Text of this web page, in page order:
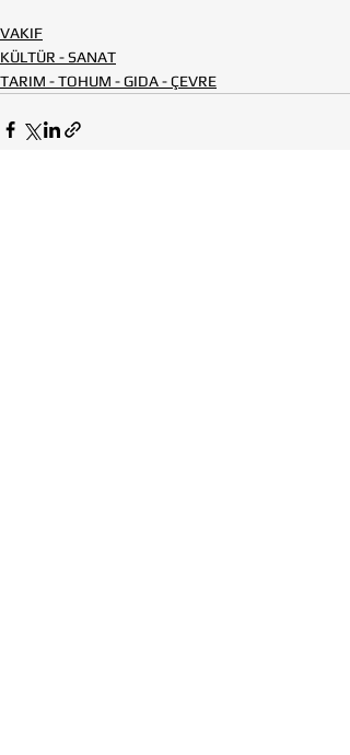
VAKIF
KÜLTÜR - SANAT
TARIM - TOHUM - GIDA - ÇEVRE